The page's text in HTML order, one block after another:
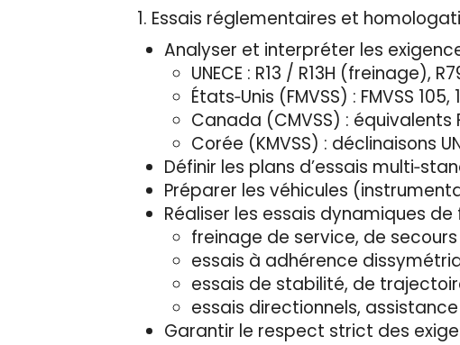
1. Essais réglementaires et
Analyser et interpréter les
UNECE : R13 / R13H (freinage),
États‑Unis (FMVSS) : FMVSS
Canada (CMVSS) : équivalents
Corée (KMVSS) : déclinaisons
Définir les plans d’essais
Préparer les véhicules
Réaliser les essais dynamiques
freinage de service, de
essais à adhérence
essais de stabilité, de
essais directionnels,
Garantir le respect strict des